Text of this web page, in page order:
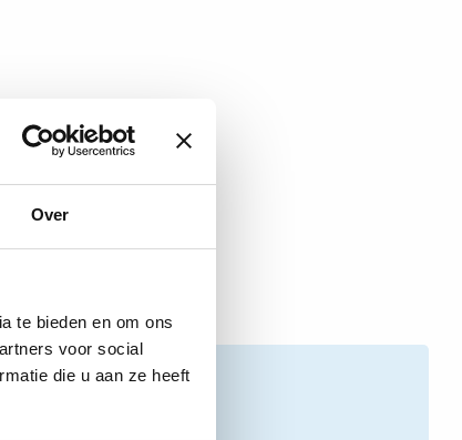
Over
te bieden en om ons
voor social
die u aan ze heeft